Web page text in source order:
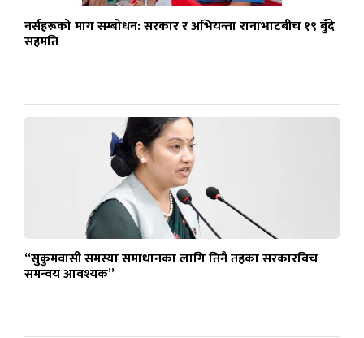
नर्सहरूको माग सम्बोधन: सरकार र अभियन्ता रानाभाटबीच १९ बुँदे
सहमति
“सुकुमवासी समस्या समाधानका लागि तिनै तहका सरकारबिच
समन्वय आवश्यक”